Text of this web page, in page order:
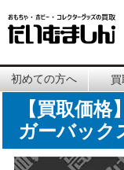
初めての方へ
【買取価
ガーバック